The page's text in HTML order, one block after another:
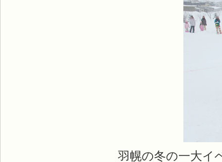
羽幌の冬の一大イ